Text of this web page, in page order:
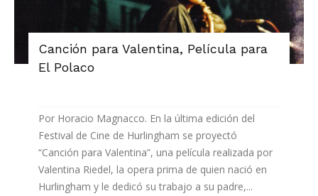
Canción para Valentina, Película para
El Polaco
Por Horacio Magnacco. En la última edición del
Festival de Cine de Hurlingham se proyectó
“Canción para Valentina”, una película realizada por
Valentina Riedel, la opera prima de quien nació en
Hurlingham y le dedicó su trabajo a su padre,...